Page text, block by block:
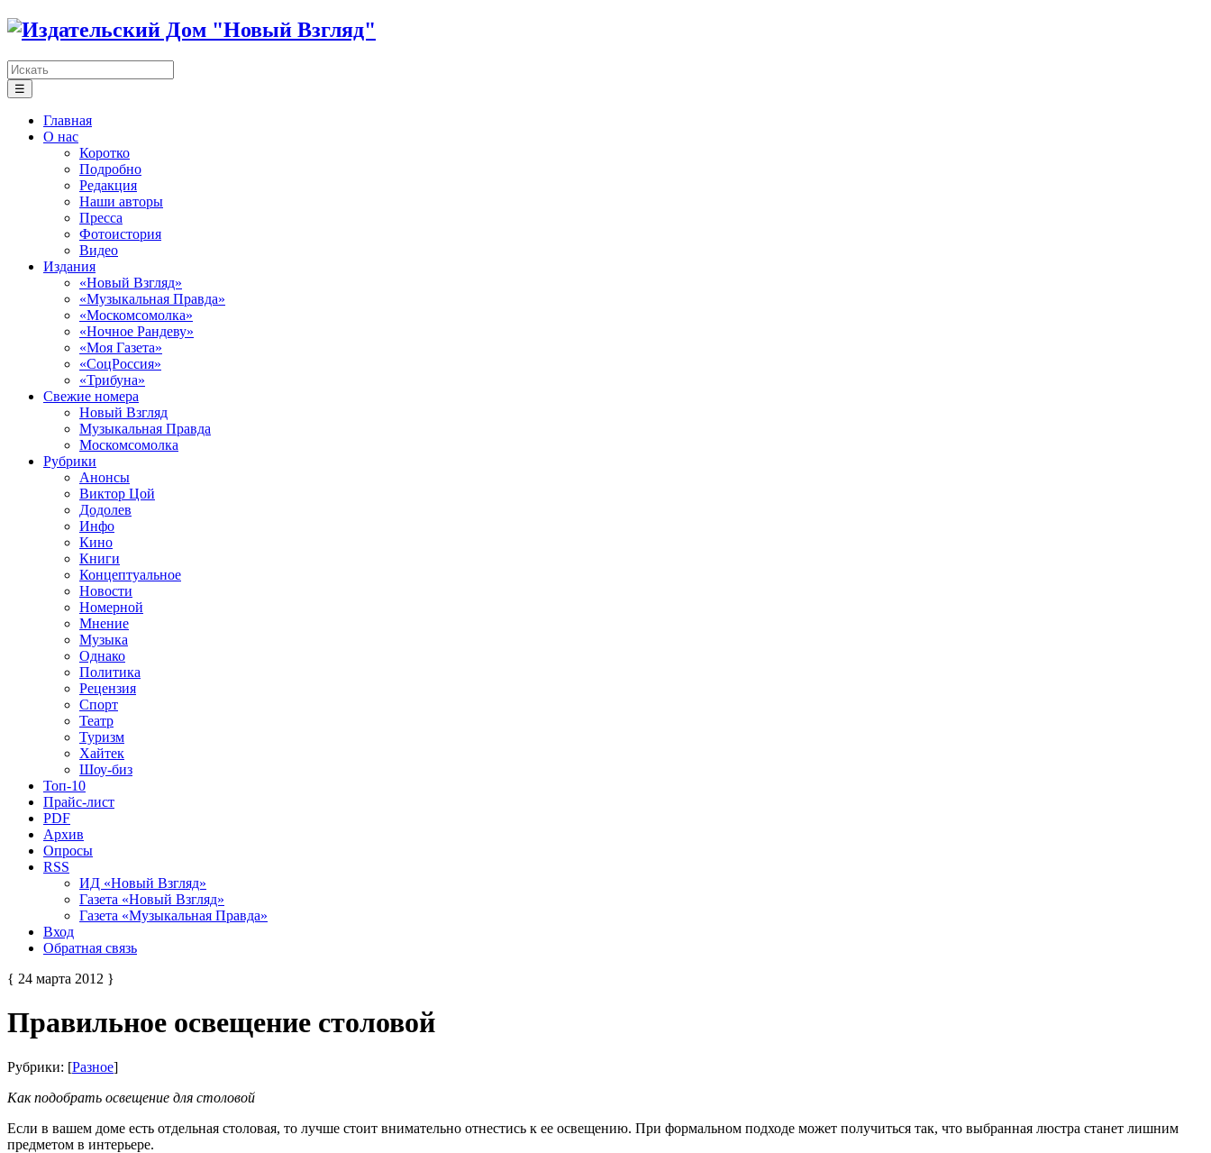
☰
Главная
О нас
Коротко
Подробно
Редакция
Наши авторы
Пресса
Фотоистория
Видео
Издания
«Новый Взгляд»
«Музыкальная Правда»
«Москомсомолка»
«Ночное Рандеву»
«Моя Газета»
«СоцРоссия»
«Трибуна»
Свежие номера
Новый Взгляд
Музыкальная Правда
Москомсомолка
Рубрики
Анонсы
Виктор Цой
Додолев
Инфо
Кино
Книги
Концептуальное
Новости
Номерной
Мнение
Музыка
Однако
Политика
Рецензия
Спорт
Театр
Туризм
Хайтек
Шоу-биз
Топ-10
Прайс-лист
PDF
Архив
Опросы
RSS
ИД «Новый Взгляд»
Газета «Новый Взгляд»
Газета «Музыкальная Правда»
Вход
Обратная связь
{ 24 марта 2012 }
Правильное освещение столовой
Рубрики: [Разное]
Как подобрать освещение для столовой
Если в вашем доме есть отдельная столовая, то лучше стоит внимательно отнестись к ее освещению. При формальном подходе может получиться так, что выбранная люстра станет лишним
предметом в интерьере.